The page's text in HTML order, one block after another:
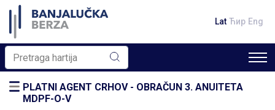
Lat Ћир Eng
PLATNI AGENT CRHOV - OBRAČUN 3. ANUITETA
MDPF-O-V